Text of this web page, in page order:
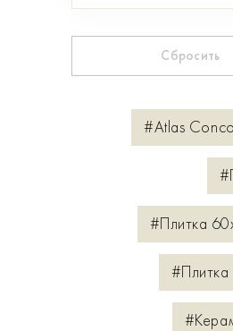
Сбросить
#Atlas
#Плитка